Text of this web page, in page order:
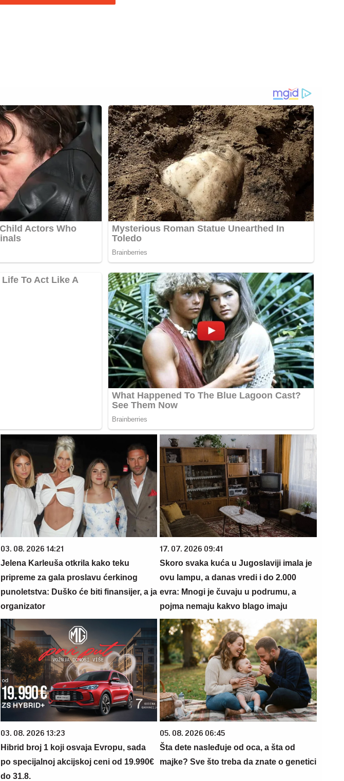
03. 08. 2026 14:21
Jelena Karleuša otkrila kako teku
pripreme za gala proslavu ćerkinog
punoletstva: Duško će biti finansijer, a ja
organizator
17. 07. 2026 09:41
Skoro svaka kuća u Jugoslaviji imala je
ovu lampu, a danas vredi i do 2.000
evra: Mnogi je čuvaju u podrumu, a
pojma nemaju kakvo blago imaju
03. 08. 2026 13:23
Hibrid broj 1 koji osvaja Evropu, sada
po specijalnoj akcijskoj ceni od 19.990€
do 31.8.
05. 08. 2026 06:45
Šta dete nasleđuje od oca, a šta od
majke? Sve što treba da znate o genetici